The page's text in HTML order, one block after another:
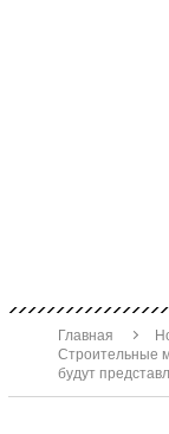
Главная
Строительные
будут